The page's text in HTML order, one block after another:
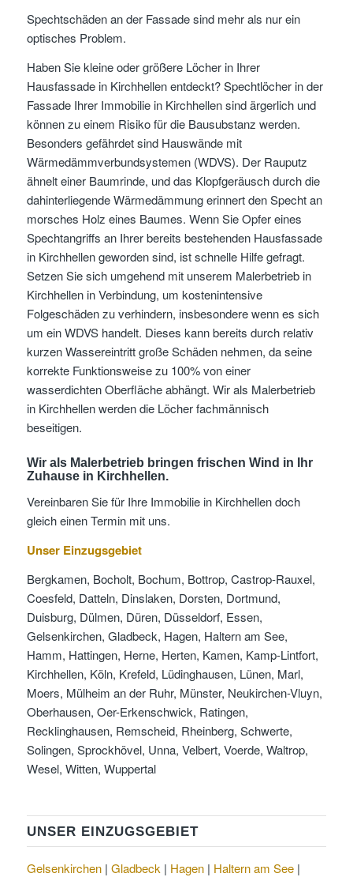
Spechtschäden an der Fassade sind mehr als nur ein
optisches Problem.
Haben Sie kleine oder größere Löcher in Ihrer
Hausfassade in Kirchhellen entdeckt? Spechtlöcher in der
Fassade Ihrer Immobilie in Kirchhellen sind ärgerlich und
können zu einem Risiko für die Bausubstanz werden.
Besonders gefährdet sind Hauswände mit
Wärmedämmverbundsystemen (WDVS). Der Rauputz
ähnelt einer Baumrinde, und das Klopfgeräusch durch die
dahinterliegende Wärmedämmung erinnert den Specht an
morsches Holz eines Baumes. Wenn Sie Opfer eines
Spechtangriffs an Ihrer bereits bestehenden Hausfassade
in Kirchhellen geworden sind, ist schnelle Hilfe gefragt.
Setzen Sie sich umgehend mit unserem Malerbetrieb in
Kirchhellen in Verbindung, um kostenintensive
Folgeschäden zu verhindern, insbesondere wenn es sich
um ein WDVS handelt. Dieses kann bereits durch relativ
kurzen Wassereintritt große Schäden nehmen, da seine
korrekte Funktionsweise zu 100% von einer
wasserdichten Oberfläche abhängt. Wir als Malerbetrieb
in Kirchhellen werden die Löcher fachmännisch
beseitigen.
Wir als Malerbetrieb bringen frischen Wind in Ihr
Zuhause in Kirchhellen.
Vereinbaren Sie für Ihre Immobilie in Kirchhellen doch
gleich einen Termin mit uns.
Unser Einzugsgebiet
Bergkamen, Bocholt, Bochum, Bottrop, Castrop-Rauxel,
Coesfeld, Datteln, Dinslaken, Dorsten, Dortmund,
Duisburg, Dülmen, Düren, Düsseldorf, Essen,
Gelsenkirchen, Gladbeck, Hagen, Haltern am See,
Hamm, Hattingen, Herne, Herten, Kamen, Kamp-Lintfort,
Kirchhellen, Köln, Krefeld, Lüdinghausen, Lünen, Marl,
Moers, Mülheim an der Ruhr, Münster, Neukirchen-Vluyn,
Oberhausen, Oer-Erkenschwick, Ratingen,
Recklinghausen, Remscheid, Rheinberg, Schwerte,
Solingen, Sprockhövel, Unna, Velbert, Voerde, Waltrop,
Wesel, Witten, Wuppertal
UNSER EINZUGSGEBIET
Gelsenkirchen | Gladbeck | Hagen| Haltern am See|